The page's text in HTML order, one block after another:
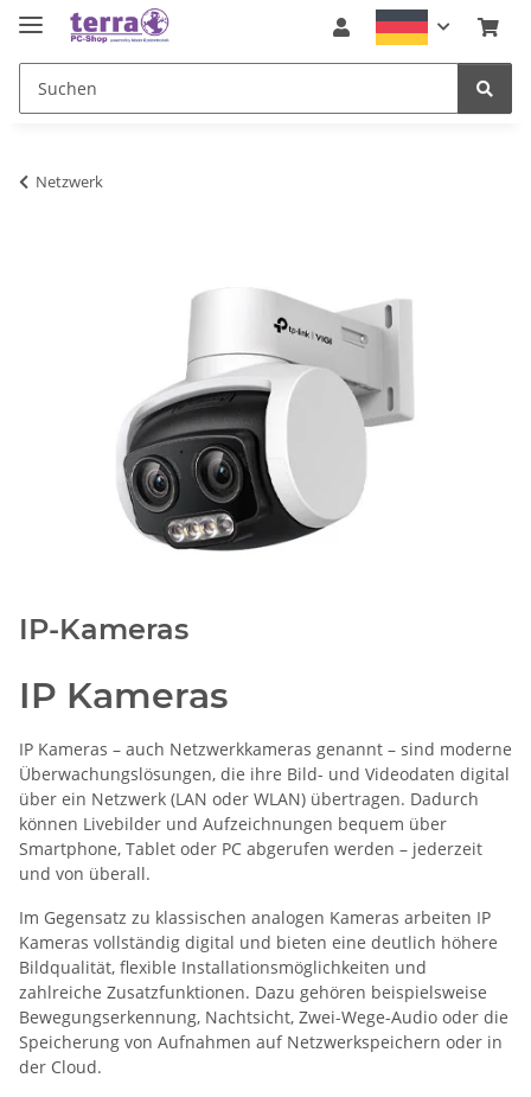
Netzwerk
IP-Kameras
IP Kameras
IP Kameras – auch Netzwerkkameras genannt – sind moderne
Überwachungslösungen, die ihre Bild- und Videodaten digital
über ein Netzwerk (LAN oder WLAN) übertragen. Dadurch
können Livebilder und Aufzeichnungen bequem über
Smartphone, Tablet oder PC abgerufen werden – jederzeit
und von überall.
Im Gegensatz zu klassischen analogen Kameras arbeiten IP
Kameras vollständig digital und bieten eine deutlich höhere
Bildqualität, flexible Installationsmöglichkeiten und
zahlreiche Zusatzfunktionen. Dazu gehören beispielsweise
Bewegungserkennung, Nachtsicht, Zwei-Wege-Audio oder die
Speicherung von Aufnahmen auf Netzwerkspeichern oder in
der Cloud.